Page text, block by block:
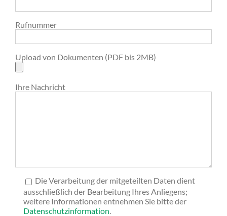
Rufnummer
Upload von Dokumenten (PDF bis 2MB)
Ihre Nachricht
Die Verarbeitung der mitgeteilten Daten dient
ausschließlich der Bearbeitung Ihres Anliegens;
weitere Informationen entnehmen Sie bitte der
Datenschutzinformation